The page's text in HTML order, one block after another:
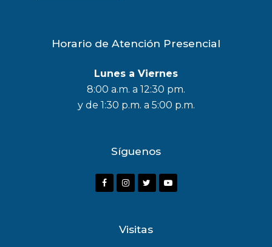
Horario de Atención Presencial
Lunes a Viernes
8:00 a.m. a 12:30 pm.
y de 1:30 p.m. a 5:00 p.m.
Síguenos
F
I
Y
Visitas